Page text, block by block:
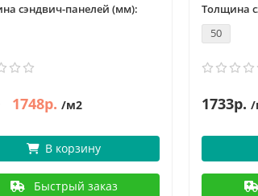
сэндвич-панелей (мм):
1748р. /м2
В корзину
Быстрый заказ
Толщина
50
1733р. /